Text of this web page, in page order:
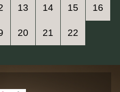
13 14 15 16
20 21 22